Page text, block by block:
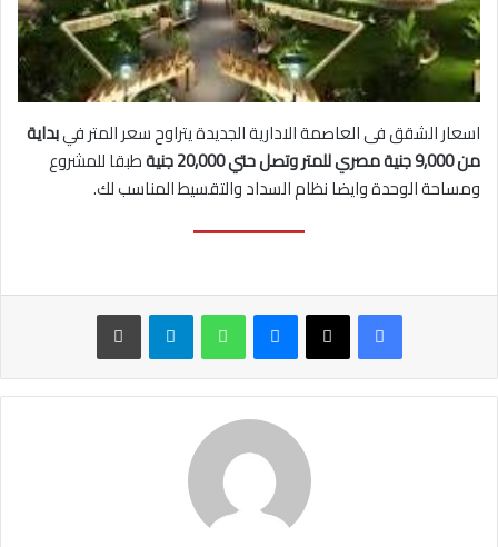
اسعار الشقق فى العاصمة الادارية الجديدة يتراوح سعر المتر فيبداية
من 9,000 جنية مصري للمتر وتصل حتي 20,000 جنية
طبقا للمشروع
ومساحة الوحدة وايضا نظام السداد والتقسيط المناسب لك.
ماسنجر واتساب تيلقرام طباعة